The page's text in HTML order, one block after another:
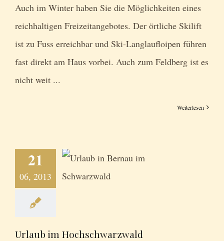
Auch im Winter haben Sie die Möglichkeiten eines
reichhaltigen Freizeitangebotes. Der örtliche Skilift
ist zu Fuss erreichbar und Ski-Langlaufloipen führen
fast direkt am Haus vorbei. Auch zum Feldberg ist es
nicht weit ...
Weiterlesen
21
06, 2013
Urlaub im Hochschwarzwald